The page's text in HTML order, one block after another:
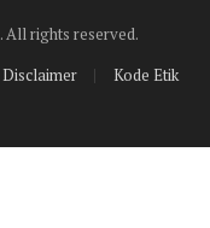
. All rights reserved.
Disclaimer Kode Etik